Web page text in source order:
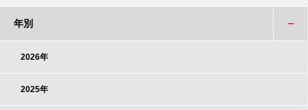
年別
2026年
2025年